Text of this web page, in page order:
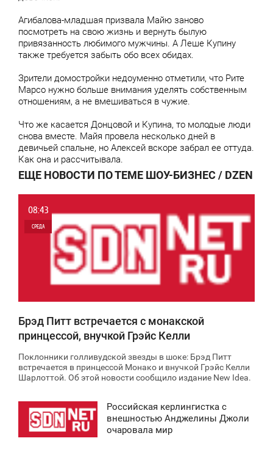
Агибалова-младшая призвала Майю заново
посмотреть на свою жизнь и вернуть былую
привязанность любимого мужчины. А Леше Купину
также требуется забыть обо всех обидах.
Зрители домостройки недоуменно отметили, что Рите
Марсо нужно больше внимания уделять собственным
отношениям, а не вмешиваться в чужие.
Что же касается Донцовой и Купина, то молодые люди
снова вместе. Майя провела несколько дней в
девичьей спальне, но Алексей вскоре забрал ее оттуда.
Как она и рассчитывала.
ЕЩЕ НОВОСТИ ПО ТЕМЕ ШОУ-БИЗНЕС / DZEN
08:43
СРЕДА
Брэд Питт встречается с монакской
принцессой, внучкой Грэйс Келли
Поклонники голливудской звезды в шоке: Брэд Питт
встречается в принцессой Монако и внучкой Грэйс Келли
Шарлоттой. Об этой новости сообщило издание New Ideа.
Российская керлингистка с
внешностью Анджелины Джоли
очаровала мир